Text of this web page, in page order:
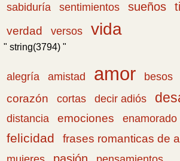
sabiduría sentimientos sueños
verdad
versos vida
" string(3794) "
alegría amistad amor besos
corazón
cortas decir adiós
distancia emociones enamorado
felicidad frases romanticas de
pasión